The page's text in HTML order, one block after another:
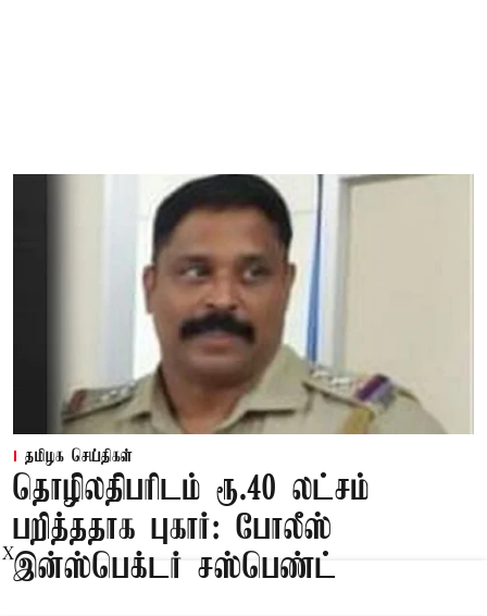
தமிழக செய்திகள்
தொழிலதிபரிடம் ரூ.40 லட்சம்
பறித்ததாக புகார்: போலீஸ்
இன்ஸ்பெக்டர் சஸ்பெண்ட்
X